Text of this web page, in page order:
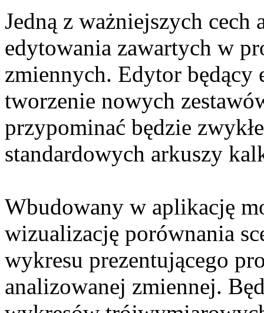
Jedną z ważniejszych
edytowania zawartych w
zmiennych. Edytor będący
tworzenie nowych
przypominać będzie
standardowych arkuszy
Wbudowany w aplikację
wizualizację porównania
wykresu prezentującego
analizowanej zmiennej.